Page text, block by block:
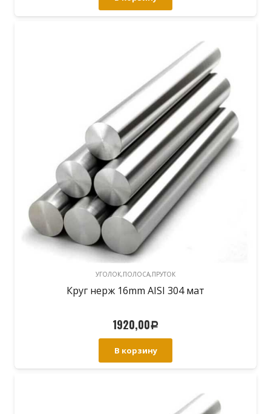
УГОЛОК,ПОЛОСА,ПРУТОК
Круг нерж 16mm AISI 304 мат
1920,00Р
В корзину